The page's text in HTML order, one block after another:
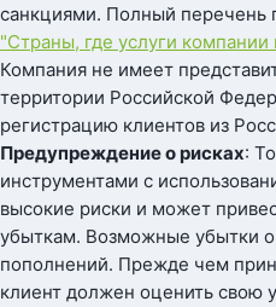
санкциями. Полный перечень
"Страны, где услуги
Компания не имеет
территории Российской
регистрацию клиентов из
Предупреждение о рисках:
инструментами с
высокие риски и может
убыткам. Возможные убытки
пополнений. Прежде чем
клиент должен оценить свою